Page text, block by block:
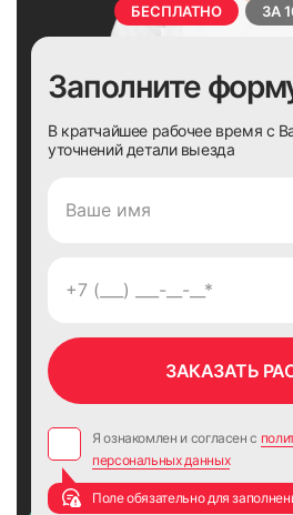
БЕСПЛАТНО ЗА
Заполните
В кратчайшее рабочее время с
уточнений детали выезда
Я ознакомлен и согласен с
персональных данных
Поле обязательно для